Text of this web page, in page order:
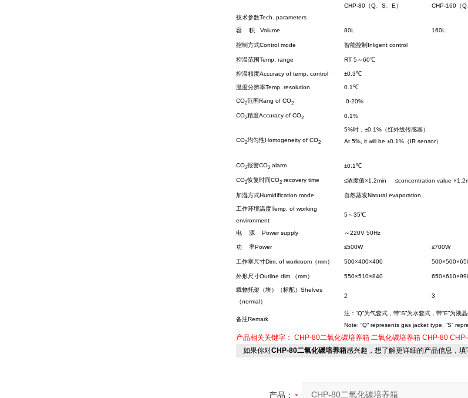
技术参数Tech. parameters
CHP-80（Q、S、E） CHP-160（Q
容 积 Volume 80L 160L
控制方式Control mode 智能控制Inligent control
控温范围Temp. range RT 5～60℃
控温精度Accuracy of temp. control ±0.3℃
温度分辨率Temp. resolution 0.1℃
CO2范围Rang of CO2 0-20%
CO2精度Accuracy of CO2 0.1%
CO2均匀性Homogeneity of CO2
5%时，±0.1%（红外线传感器）
At 5%, it will be ±0.1%（IR sensor）
CO2报警CO2 alarm ±0.1℃
CO2恢复时间CO2 recovery time ≤浓度值×1.2min ≤concentration value
加湿方式Humidification mode 自然蒸发Natural evaporation
工作环境温度Temp. of working
environment
5～35℃
电 源 Power supply ～220V 50Hz
功 率Power ≤500W ≤700W
工作室尺寸Dim. of workroom（mm） 500×400×400
外形尺寸Outline dim.（mm） 550×510×840
载物托架（块）（标配）Shelves
（normal）
2 3
备注Remark
注：“Q”为气套式，带“S”为水套式，带“E”为液
Note: “Q” represents gas jacket type, “S”
产品相关关键字： CHP-80二氧化碳培养箱 二氧化碳培养箱 CHP-80
如果你对CHP-80二氧化碳培养箱感兴趣，想了解更详细的产品信息，填
产品：